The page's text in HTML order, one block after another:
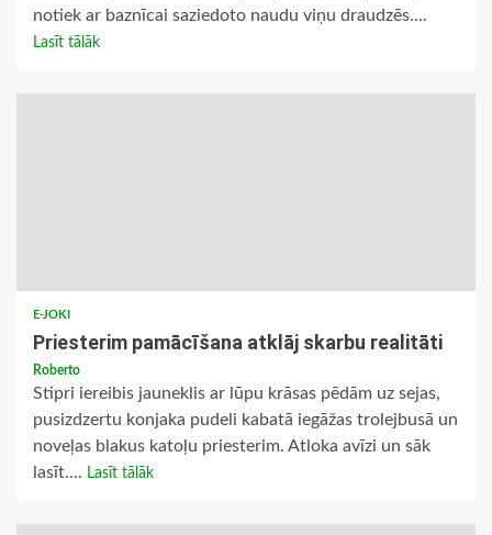
notiek ar baznīcai saziedoto naudu viņu draudzēs....
Lasīt tālāk
E-JOKI
Priesterim pamācīšana atklāj skarbu realitāti
Roberto
Stipri iereibis jauneklis ar lūpu krāsas pēdām uz sejas,
pusizdzertu konjaka pudeli kabatā iegāžas trolejbusā un
noveļas blakus katoļu priesterim. Atloka avīzi un sāk
lasīt.... Lasīt tālāk